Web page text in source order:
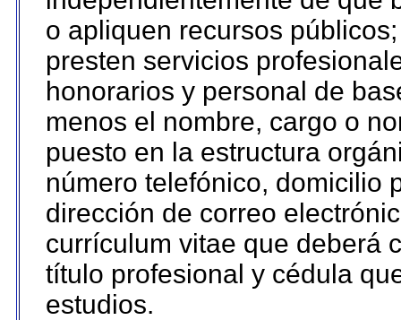
o apliquen recursos
presten servicios
honorarios y personal de
menos el nombre, cargo o
puesto en la estructura
número telefónico, domicilio
dirección de correo
currículum vitae que deberá
título profesional y cédula
estudios.